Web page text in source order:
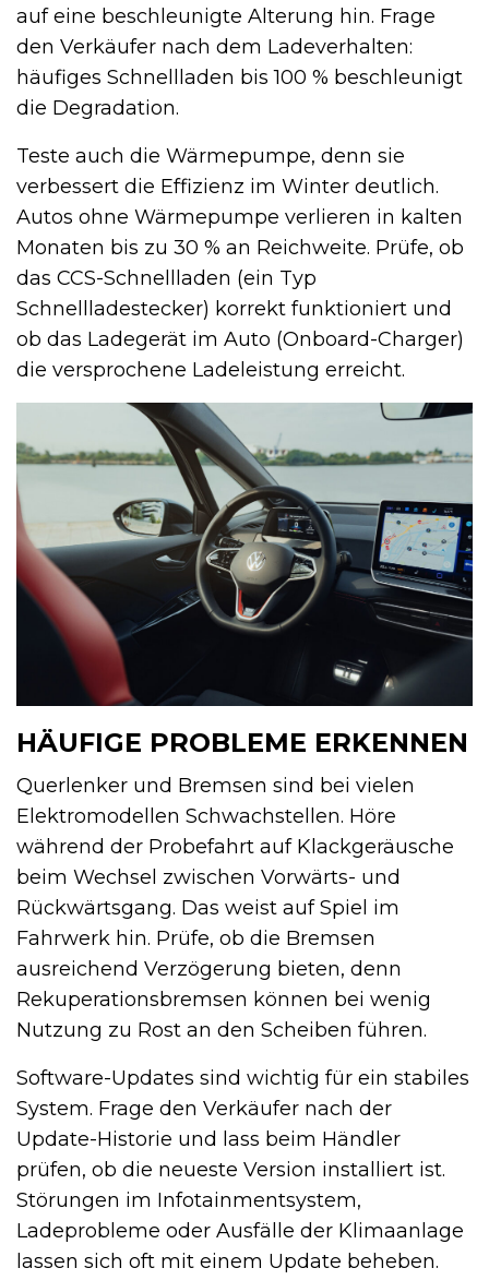
auf eine beschleunigte Alterung hin. Frage
den Verkäufer nach dem Ladeverhalten:
häufiges Schnellladen bis 100 % beschleunigt
die Degradation.
Teste auch die Wärmepumpe, denn sie
verbessert die Effizienz im Winter deutlich.
Autos ohne Wärmepumpe verlieren in kalten
Monaten bis zu 30 % an Reichweite. Prüfe, ob
das CCS-Schnellladen (ein Typ
Schnellladestecker) korrekt funktioniert und
ob das Ladegerät im Auto (Onboard-Charger)
die versprochene Ladeleistung erreicht.
HÄUFIGE PROBLEME ERKENNEN
Querlenker und Bremsen sind bei vielen
Elektro­modellen Schwachstellen. Höre
während der Probefahrt auf Klackgeräusche
beim Wechsel zwischen Vorwärts- und
Rückwärtsgang. Das weist auf Spiel im
Fahrwerk hin. Prüfe, ob die Bremsen
ausreichend Verzögerung bieten, denn
Rekuperationsbremsen können bei wenig
Nutzung zu Rost an den Scheiben führen.
Software-Updates sind wichtig für ein stabiles
System. Frage den Verkäufer nach der
Update-Historie und lass beim Händler
prüfen, ob die neueste Version installiert ist.
Störungen im Infotainmentsystem,
Ladeprobleme oder Ausfälle der Klimaanlage
lassen sich oft mit einem Update beheben.